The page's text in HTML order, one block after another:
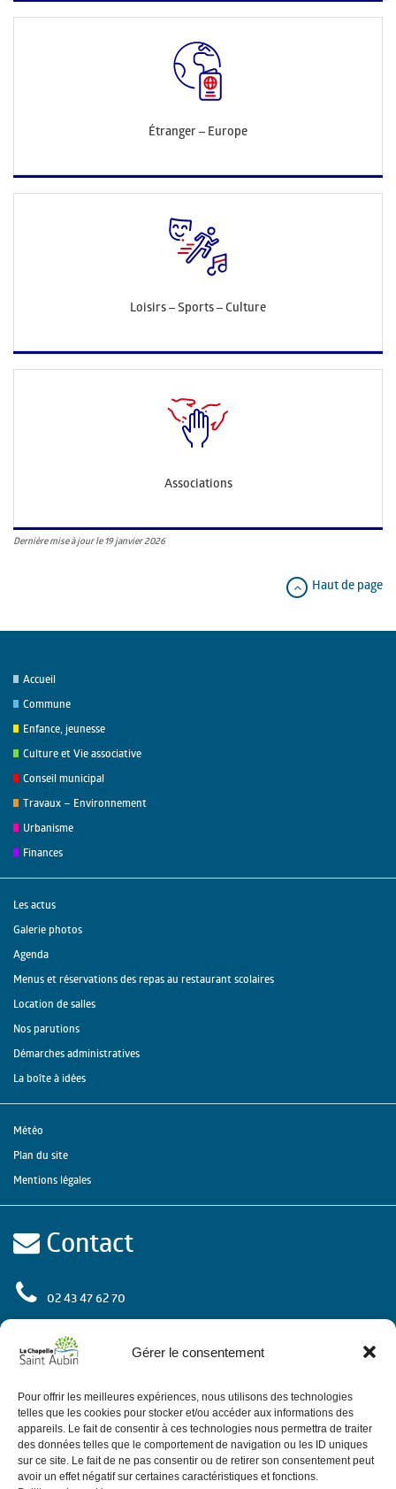
Gérer le consentement
Pour offrir les meilleures expériences, nous utilisons des technologies
telles que les cookies pour stocker et/ou accéder aux informations des
appareils. Le fait de consentir à ces technologies nous permettra de traiter
des données telles que le comportement de navigation ou les ID uniques
sur ce site. Le fait de ne pas consentir ou de retirer son consentement peut
avoir un effet négatif sur certaines caractéristiques et fonctions.
Étranger – Europe
Loisirs – Sports – Culture
Associations
Dernière mise à jour le 19 janvier 2026
Haut de page
Accueil
Commune
Enfance, jeunesse
Culture et Vie associative
Conseil municipal
Travaux – Environnement
Urbanisme
Finances
Les actus
Galerie photos
Agenda
Menus et réservations des repas au restaurant scolaires
Location de salles
Nos parutions
Démarches administratives
La boîte à idées
Météo
Plan du site
Mentions légales
Contact
02 43 47 62 70
rue de l'Europe
72 650 La Chapelle Saint Aubin
Contactez-nous
Horaires